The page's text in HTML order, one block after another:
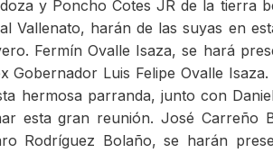
y Poncho Cotes JR de la tierra
Vallenato, harán de las suyas en
Fermín Ovalle Isaza, se hará
Gobernador Luis Felipe Ovalle
hermosa parranda, junto con
esta gran reunión. José Carreño
Rodríguez Bolaño, se harán